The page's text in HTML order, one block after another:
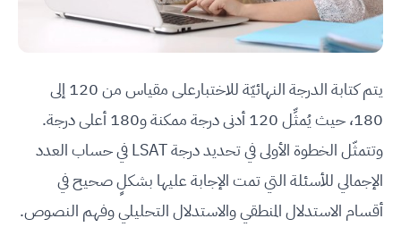
يتم كتابة الدرجة النهائيّة للاختبارعلى مقياس من 120 إلى
180، حيث يُمثِّل 120 أدنى درجة ممكنة و180 أعلى درجة.
وتتمثّل الخطوة الأولى في تحديد درجة LSAT في حساب العدد
الإجمالي للأسئلة التي تمت الإجابة عليها بشكلٍ صحيح في
أقسام الاستدلال المنطقي والاستدلال التحليلي وفهم النصوص.